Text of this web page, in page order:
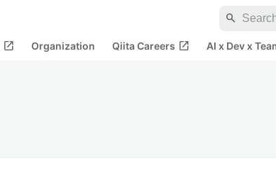
search
open_in_new Organization Qiita Careers open_in_new AI x Dev x